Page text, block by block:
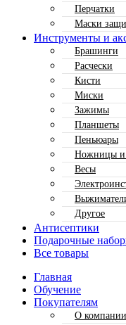
Перчатки
Маски
Инструменты и
Брашинги
Расчески
Кисти
Миски
Зажимы
Планшеты
Пеньюары
Ножницы и
Весы
Другое
Антисептики
Подарочные
Все товары
Главная
Обучение
Покупателям
О компании